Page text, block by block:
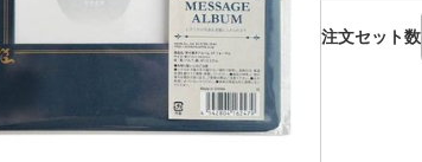
注文セット数